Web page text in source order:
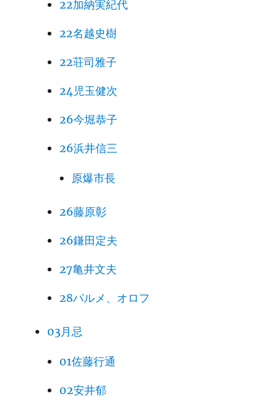
22加納実紀代
22名越史樹
22荘司雅子
24児玉健次
26今堀恭子
26浜井信三
原爆市長
26藤原彰
26鎌田定夫
27亀井文夫
28パルメ、オロフ
03月忌
01佐藤行通
02安井郁